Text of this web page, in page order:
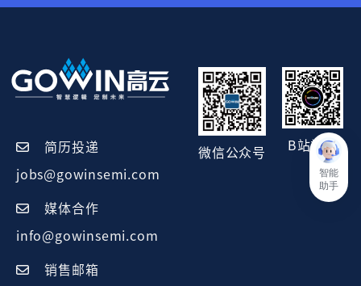
简历投递
jobs@gowinsemi.com
媒体合作
info@gowinsemi.com
销售邮箱
微信公众号
B站视频
智能
助手